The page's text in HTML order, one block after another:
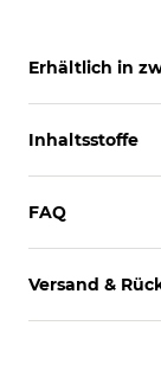
Erhältlich in
Inhaltsstoffe
FAQ
Versand &